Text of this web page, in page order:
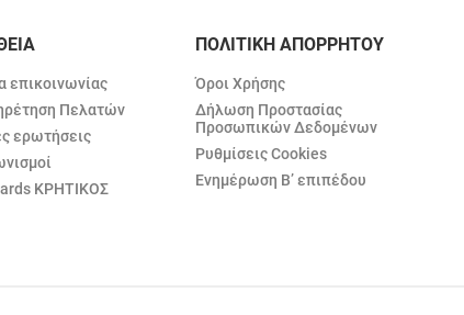
επικοινωνίας
Πελατών
ερωτήσεις
ΚΡΗΤΙΚΟΣ
ΠΟΛΙΤΙΚΗ ΑΠΟΡΡΗΤΟΥ
Όροι Χρήσης
Δήλωση Προστασίας
Προσωπικών Δεδομένων
Ρυθμίσεις Cookies
Ενημέρωση Β’ επιπέδου